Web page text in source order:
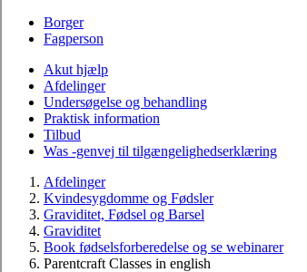
Borger
Fagperson
Akut hjælp
Afdelinger
Undersøgelse og behandling
Praktisk information
Tilbud
Was -genvej til tilgængelighedserklæring
Afdelinger
Kvindesygdomme og Fødsler
Graviditet, Fødsel og Barsel
Graviditet
Book fødselsforberedelse og se webinarer
Parentcraft Classes in english